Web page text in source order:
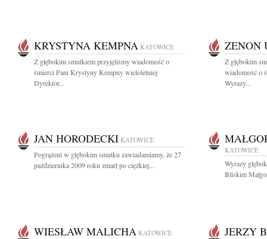
KRYSTYNA KEMPNA KATOWICE
Z głębokim smutkiem przyjęliśmy wiadomość o
śmierci Pani Krystyny Kempny wieloletniej
Dyrektor...
ZENON
Z głębokim
wiadomość o
Wyrazy...
JAN HORODECKI KATOWICE
Pogrążeni w głębokim smutku zawiadamiamy, że 27
października 2009 roku zmarł po ciężkiej...
KATOWICE
Wyrazy
Bliskim
WIESŁAW MALICHA KATOWICE JERZY